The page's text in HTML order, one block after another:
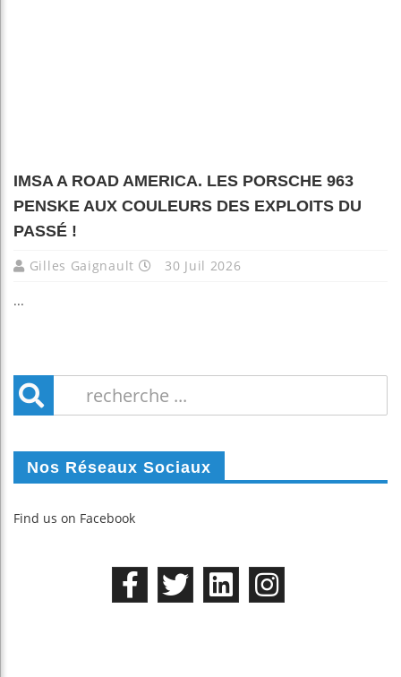
IMSA A ROAD AMERICA. LES PORSCHE 963
PENSKE AUX COULEURS DES EXPLOITS DU
PASSÉ !
Gilles Gaignault 30 Juil 2026
...
Nos Réseaux Sociaux
Find us on Facebook